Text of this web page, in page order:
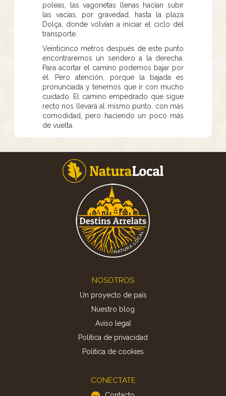
poleas, las vagonetas llenas hacían subir
las vacías, por gravedad, hasta la plaza
Dolça, donde volvían a iniciar el ciclo del
transporte.
Veinticinco metros después de este punto
encontraremos un sendero a la derecha.
Para acortar el camino podemos bajar por
él. Pero atención, porque la bajada es
pronunciada y tenemos que ir con mucho
cuidado. El camino empedrado que sigue
recto nos llevará al mismo punto, con más
comodidad, pero haciendo un poco más
de vuelta.
NOSOTROS
Un proyecto de país
Nuestro blog
Aviso legal
Política de privacidad
Politica de cookies
CONÉCTATE